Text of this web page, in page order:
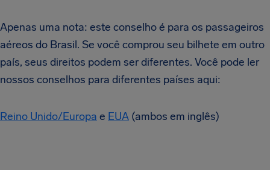
Apenas uma nota: este conselho é para os passageiros
aéreos do Brasil. Se você comprou seu bilhete em outro
país, seus direitos podem ser diferentes. Você pode ler
nossos conselhos para diferentes países aqui:
Reino Unido/Europa e EUA (ambos em inglês)